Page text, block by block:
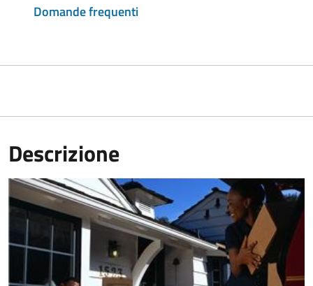
Domande frequenti
Descrizione